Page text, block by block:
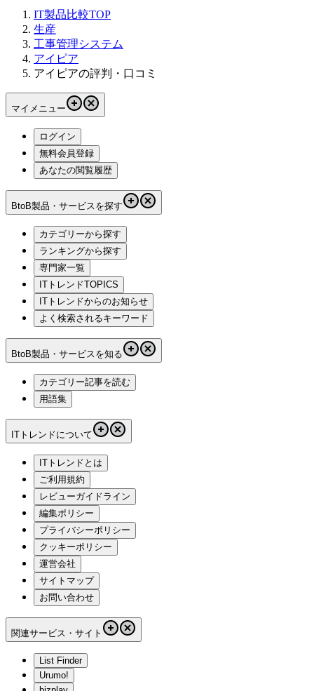
IT製品比較TOP
生産
工事管理システム
アイピア
アイピアの評判・口コミ
マイメニュー
ログイン
無料会員登録
あなたの閲覧履歴
BtoB製品・サービスを探す
カテゴリーから探す
ランキングから探す
専門家一覧
ITトレンドTOPICS
ITトレンドからのお知らせ
よく検索されるキーワード
BtoB製品・サービスを知る
カテゴリー記事を読む
用語集
ITトレンドについて
ITトレンドとは
ご利用規約
レビューガイドライン
編集ポリシー
プライバシーポリシー
クッキーポリシー
運営会社
サイトマップ
お問い合わせ
関連サービス・サイト
List Finder
Urumo!